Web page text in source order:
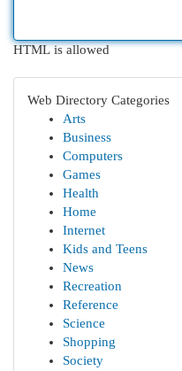
HTML is allowed
Web Directory Categories
Arts
Business
Computers
Games
Health
Home
Internet
Kids and Teens
News
Recreation
Reference
Science
Shopping
Society